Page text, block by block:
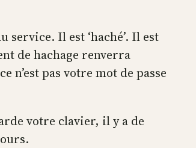
Il est ‘haché’. Il est
de hachage renverra
n’est pas votre mot de passe
votre clavier, il y a de